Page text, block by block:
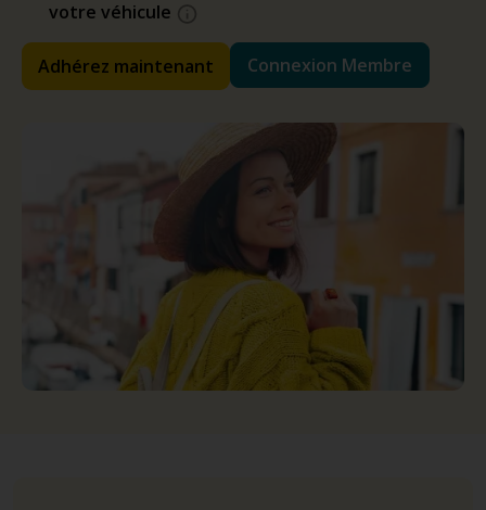
votre véhicule
Adhérez maintenant Connexion Membre